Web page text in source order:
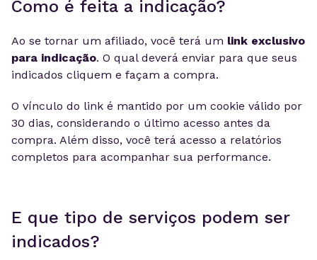
Como é feita a indicação?
Ao se tornar um afiliado, você terá um link exclusivo
para indicação. O qual deverá enviar para que seus
indicados cliquem e façam a compra.
O vínculo do link é mantido por um cookie válido por
30 dias, considerando o último acesso antes da
compra. Além disso, você terá acesso a relatórios
completos para acompanhar sua performance.
E que tipo de serviços podem ser
indicados?